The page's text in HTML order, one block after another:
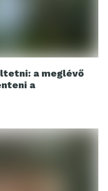
a meglévő
a